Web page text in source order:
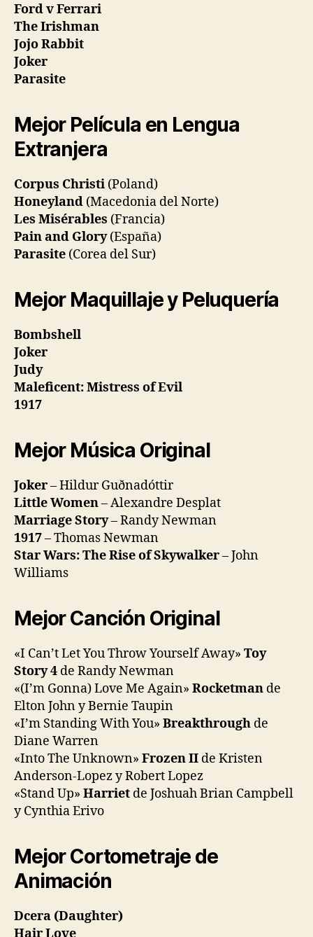
Ford v Ferrari
The Irishman
Jojo Rabbit
Joker
Parasite
Mejor Película en Lengua
Extranjera
Corpus Christi (Poland)
Honeyland (Macedonia del Norte)
Les Misérables (Francia)
Pain and Glory(España)
Parasite (Corea del Sur)
Mejor Maquillaje y Peluquería
Bombshell
Joker
Judy
Maleficent: Mistress of Evil
1917
Mejor Música Original
Joker– Hildur Guðnadóttir
Little Women– Alexandre Desplat
Marriage Story– Randy Newman
1917– Thomas Newman
Star Wars: The Rise of Skywalker– John
Williams
Mejor Canción Original
«I Can’t Let You Throw Yourself Away» Toy
Story 4 de Randy Newman
«(I’m Gonna) Love Me Again» Rocketman de
Elton John y Bernie Taupin
«I’m Standing With You» Breakthrough de
Diane Warren
«Into The Unknown» Frozen II de Kristen
Anderson-Lopez y Robert Lopez
«Stand Up» Harriet de Joshuah Brian Campbell
y Cynthia Erivo
Mejor Cortometraje de
Animación
Dcera (Daughter)
Hair Love